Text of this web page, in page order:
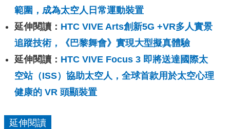
範圍，成為太空人日常運動裝置
延伸閱讀： HTC VIVE Arts創新5G +VR多人實景
追蹤技術，《巴黎舞會》實現大型擬真體驗
延伸閱讀： HTC VIVE Focus 3 即將送達國際太
空站（ISS）協助太空人，全球首款用於太空心理
健康的 VR 頭顯裝置
延伸閱讀